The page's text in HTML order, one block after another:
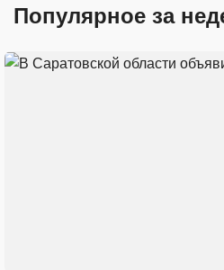
Популярное за